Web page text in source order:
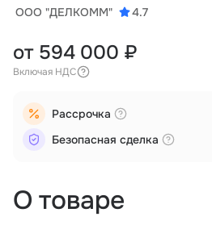
О товаре
ООО "ДЕЛКОММ" 4.7
от 594 000 ₽
Включая НДС
Рассрочка
Безопасная сделка